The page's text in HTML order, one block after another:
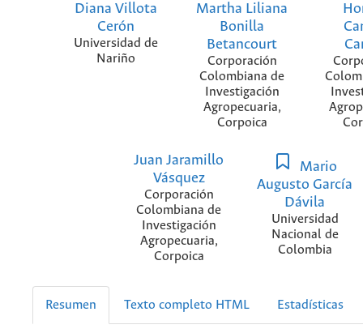
Diana Villota
Cerón
Universidad de
Nariño
Martha Liliana
Bonilla
Betancourt
Corporación
Colombiana de
Investigación
Agropecuaria,
Corpoica
Juan Jaramillo
Vásquez
Corporación
Colombiana de
Investigación
Agropecuaria,
Corpoica
Mario
Augusto García
Dávila
Universidad
Nacional de
Colombia
Resumen Texto completo HTML Estadísticas